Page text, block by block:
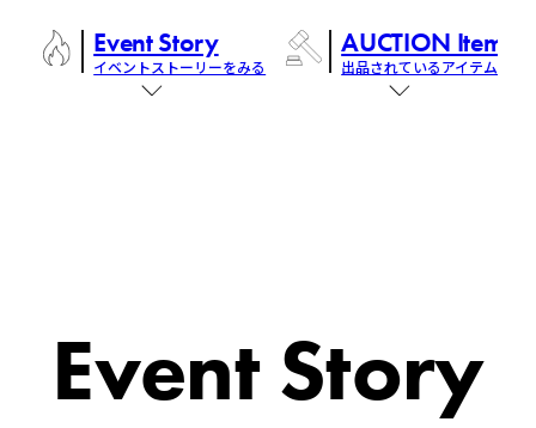
Event Story
イベントストーリーをみる
AUCTION Items
出品されているアイテム
Event Story